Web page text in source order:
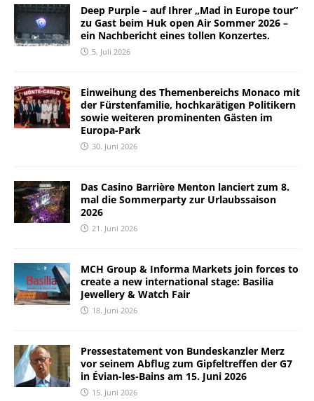
Deep Purple – auf Ihrer „Mad in Europe tour“
zu Gast beim Huk open Air Sommer 2026 –
ein Nachbericht eines tollen Konzertes.
5. Juli 2026
Einweihung des Themenbereichs Monaco mit
der Fürstenfamilie, hochkarätigen Politikern
sowie weiteren prominenten Gästen im
Europa-Park
30. Juni 2026
Das Casino Barrière Menton lanciert zum 8.
mal die Sommerparty zur Urlaubssaison
2026
21. Juni 2026
MCH Group & Informa Markets join forces to
create a new international stage: Basilia
Jewellery & Watch Fair
18. Juni 2026
Pressestatement von Bundeskanzler Merz
vor seinem Abflug zum Gipfeltreffen der G7
in Évian-les-Bains am 15. Juni 2026
15. Juni 2026